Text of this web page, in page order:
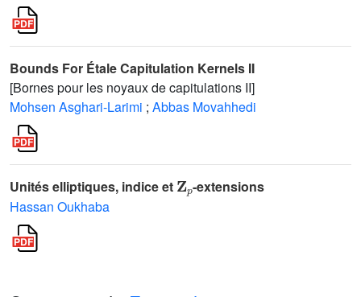
Bounds For Étale Capitulation Kernels II
[Bornes pour les noyaux de capitulations II]
Mohsen Asghari-Larimi ; Abbas Movahhedi
Unités elliptiques, indice et
-extensions
Hassan Oukhaba